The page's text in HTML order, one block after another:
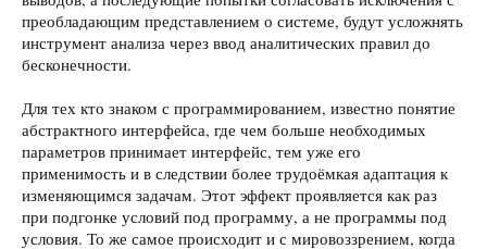
преобладающим представлением о системе, будут усложнять
инструмент анализа через ввод аналитических правил до
бесконечности.
Для тех кто знаком с программированием, известно понятие
абстрактного интерфейса, где чем больше необходимых
параметров принимает интерфейс, тем уже его
применимость и в следствии более трудоёмкая адаптация к
изменяющимся задачам. Этот эффект проявляется как раз
при подгонке условий под программу, а не программы под
условия. То же самое происходит и с мировоззрением, когда